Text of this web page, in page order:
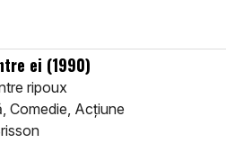
ei (1990)
ripoux
Comedie, Acţiune